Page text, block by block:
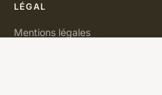
LÉGAL
Mentions légales